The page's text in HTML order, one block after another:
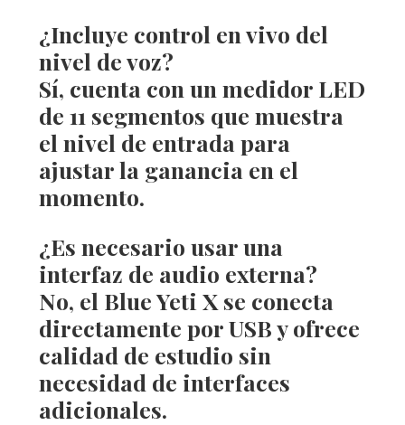
¿Incluye control en vivo del
nivel de voz?
Sí, cuenta con un medidor LED
de 11 segmentos que muestra
el nivel de entrada para
ajustar la ganancia en el
momento.
¿Es necesario usar una
interfaz de audio externa?
No, el Blue Yeti X se conecta
directamente por USB y ofrece
calidad de estudio sin
necesidad de interfaces
adicionales.